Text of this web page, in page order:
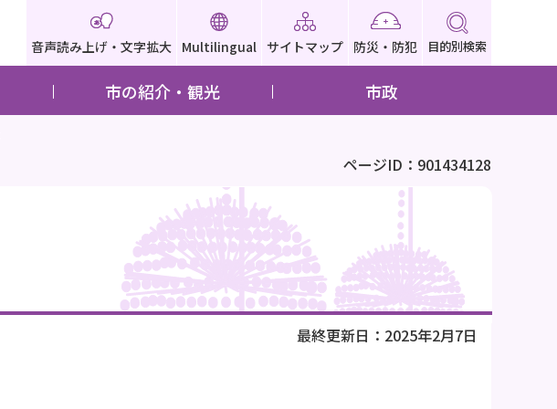
音声読み上げ・文字拡大 Multilingual サイトマップ 防災・防犯 目的別検索
市の紹介・観光 市政
ページID：901434128
最終更新日：2025年2月7日